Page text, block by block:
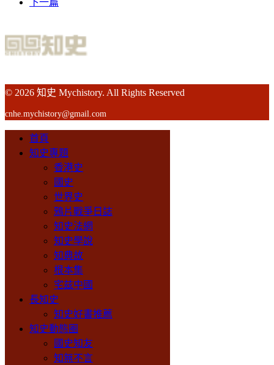
© 2026 知史 Mychistory. All Rights Reserved
cnhe.mychistory@gmail.com
首頁
知史專題
香港史
國史
世界史
鴉片戰爭日誌
知史法網
知史學說
知典故
根本集
宅兹中國
長知史
知史好書推薦
知史動態圈
國史知友
知無不言